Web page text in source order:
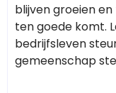
blijven groeien
ten goede komt.
bedrijfsleven
gemeenschap